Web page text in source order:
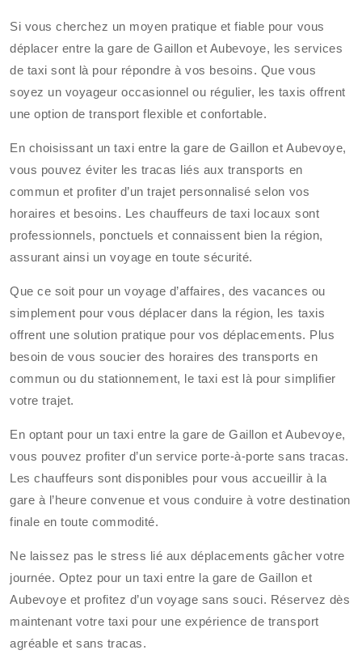
Si vous cherchez un moyen pratique et fiable pour vous
déplacer entre la gare de Gaillon et Aubevoye, les services
de taxi sont là pour répondre à vos besoins. Que vous
soyez un voyageur occasionnel ou régulier, les taxis offrent
une option de transport flexible et confortable.
En choisissant un taxi entre la gare de Gaillon et Aubevoye,
vous pouvez éviter les tracas liés aux transports en
commun et profiter d’un trajet personnalisé selon vos
horaires et besoins. Les chauffeurs de taxi locaux sont
professionnels, ponctuels et connaissent bien la région,
assurant ainsi un voyage en toute sécurité.
Que ce soit pour un voyage d’affaires, des vacances ou
simplement pour vous déplacer dans la région, les taxis
offrent une solution pratique pour vos déplacements. Plus
besoin de vous soucier des horaires des transports en
commun ou du stationnement, le taxi est là pour simplifier
votre trajet.
En optant pour un taxi entre la gare de Gaillon et Aubevoye,
vous pouvez profiter d’un service porte-à-porte sans tracas.
Les chauffeurs sont disponibles pour vous accueillir à la
gare à l’heure convenue et vous conduire à votre destination
finale en toute commodité.
Ne laissez pas le stress lié aux déplacements gâcher votre
journée. Optez pour un taxi entre la gare de Gaillon et
Aubevoye et profitez d’un voyage sans souci. Réservez dès
maintenant votre taxi pour une expérience de transport
agréable et sans tracas.